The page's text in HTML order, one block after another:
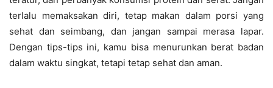
terlalu memaksakan diri, tetap makan dalam porsi yang
sehat dan seimbang, dan jangan sampai merasa lapar.
Dengan tips-tips ini, kamu bisa menurunkan berat badan
dalam waktu singkat, tetapi tetap sehat dan aman.